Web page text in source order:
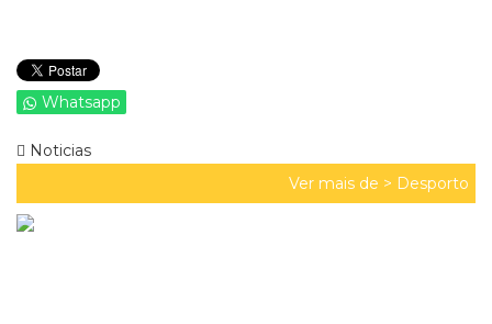
Whatsapp
Noticias
Ver mais de > Desporto